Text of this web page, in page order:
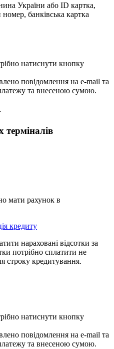
України або ID картка,
номер, банківська картка
натиснути кнопку
повідомлення на e-mail та
та внесеною сумою.
мати рахунок в
кредиту
нараховані відсотки за
потрібно сплатити не
строку кредитування.
натиснути кнопку
повідомлення на e-mail та
та внесеною сумою.